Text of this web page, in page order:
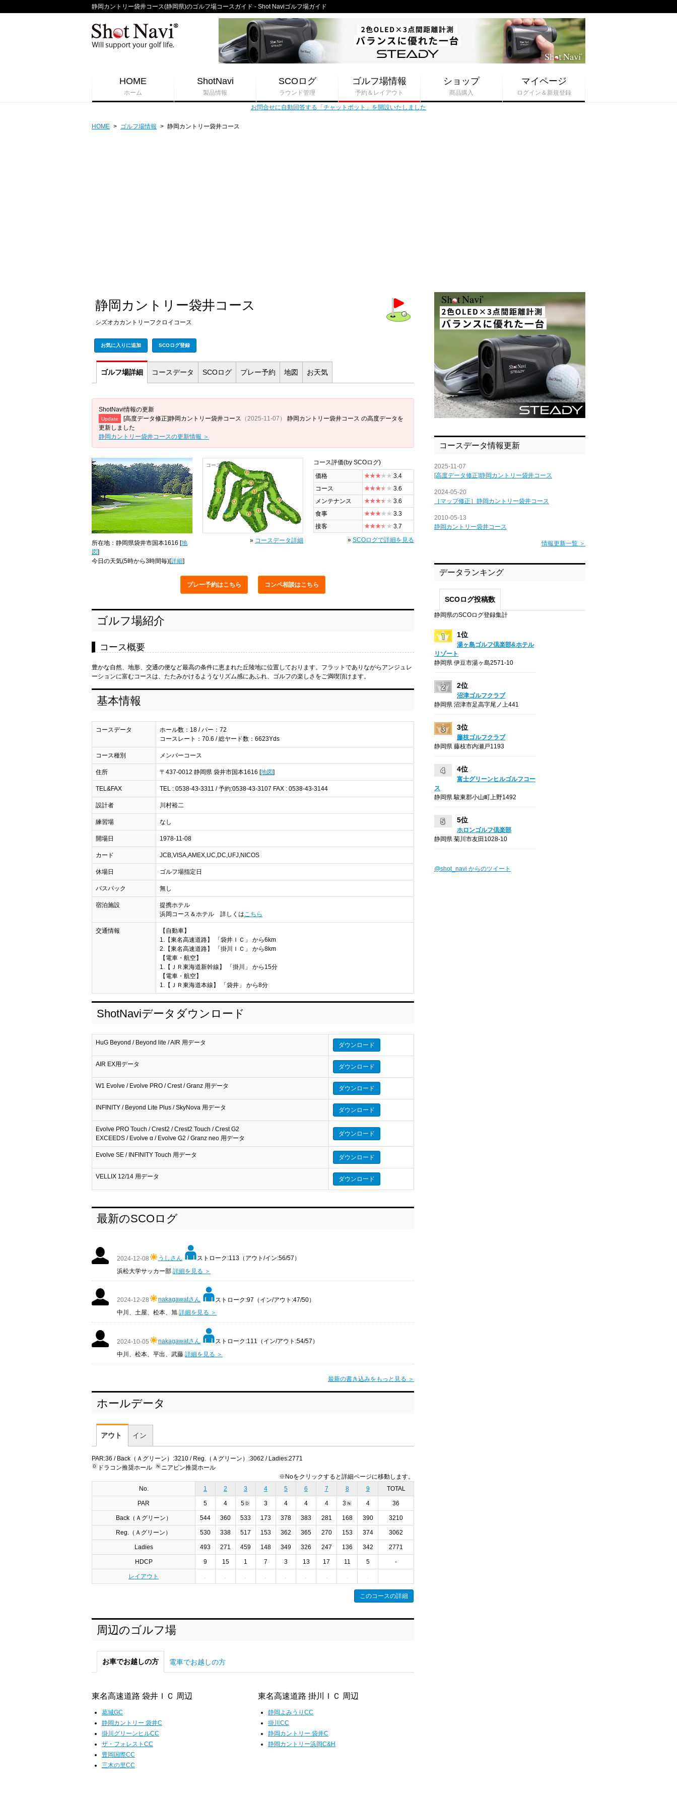
静岡カントリー袋井コース(静岡県)のゴルフ場コースガイド - Shot Naviゴルフ場ガイド
HOME
ホーム
ShotNavi
製品情報
SCOログ
ラウンド管理
ゴルフ場情報
予約＆レイアウト
ショップ
商品購入
マイページ
ログイン＆新規登録
お問合せに自動回答する「チャットボット」を開設いたしました
HOME > ゴルフ場情報 > 静岡カントリー袋井コース
静岡カントリー袋井コース
シズオカカントリーフクロイコース
お気に入りに追加 SCOログ登録
ゴルフ場詳細 コースデータ SCOログ プレー予約 地図 お天気
ShotNavi情報の更新
Update [高度データ修正]静岡カントリー袋井コース （2025-11-07）
静岡カントリー袋井コース の高度データを
更新しました
静岡カントリー袋井コースの更新情報 ＞
所在地：静岡県袋井市国本1616 [地
図]
今日の天気(5時から3時間毎)[詳細]
コース全景
» コースデータ詳細
コース評価(by SCOログ)
価格
3.4
コース
3.6
メンテナンス
3.6
食事
3.3
接客
3.7
» SCOログで詳細を見る
プレー予約はこちら コンペ相談はこちら
ゴルフ場紹介
コース概要
豊かな自然、地形、交通の便など最高の条件に恵まれた丘陵地に位置しております。フラットでありながらアンジュレ
ーションに富むコースは、たたみかけるようなリズム感にあふれ、ゴルフの楽しさをご満喫頂けます。
基本情報
コースデータ
ホール数：18 / パー：72
コースレート：70.6 / 総ヤード数：6623Yds
コース種別 メンバーコース
住所 〒437-0012 静岡県 袋井市国本1616 [地図]
TEL&FAX TEL : 0538-43-3311 / 予約:0538-43-3107 FAX : 0538-43-3144
設計者 川村裕二
練習場 なし
開場日 1978-11-08
カード JCB,VISA,AMEX,UC,DC,UFJ,NICOS
休場日 ゴルフ場指定日
バスパック 無し
宿泊施設
提携ホテル
浜岡コース＆ホテル 詳しくはこちら
交通情報
【自動車】
1.【東名高速道路】 「袋井ＩＣ」 から6km
2.【東名高速道路】 「掛川ＩＣ」 から8km
【電車・航空】
1.【ＪＲ東海道新幹線】 「掛川」 から15分
【電車・航空】
1.【ＪＲ東海道本線】 「袋井」 から8分
ShotNaviデータダウンロード
HuG Beyond / Beyond lite / AIR 用データ ダウンロード
AIR EX用データ ダウンロード
W1 Evolve / Evolve PRO / Crest / Granz 用データ ダウンロード
INFINITY / Beyond Lite Plus / SkyNova 用データ ダウンロード
Evolve PRO Touch / Crest2 / Crest2 Touch / Crest G2
EXCEEDS / Evolve α / Evolve G2 / Granz neo 用データ
ダウンロード
Evolve SE / INFINITY Touch 用データ ダウンロード
VELLIX 12/14 用データ ダウンロード
最新のSCOログ
2024-12-08 うしさん
ストローク:113（アウト/イン:56/57）
浜松大学サッカー部 詳細を見る ＞
2024-12-28 nakagawatさん
ストローク:97（イン/アウト:47/50）
中川、土屋、松本、旭 詳細を見る ＞
2024-10-05 nakagawatさん
ストローク:111（イン/アウト:54/57）
中川、松本、平出、武藤 詳細を見る ＞
最新の書き込みをもっと見る ＞
ホールデータ
アウト イン
PAR:36 / Back（Ａグリーン）:3210 / Reg.（Ａグリーン）:3062 / Ladies:2771
ドラコン推奨ホール
ニアピン推奨ホール
※Noをクリックすると詳細ページに移動します。
No.
1 2 3 4 5 6 7 8 9 TOTAL
PAR 5 4 5 3 4 4 4 3 4 36
Back（Ａグリーン） 544 360 533 173 378 383 281 168 390 3210
Reg.（Ａグリーン） 530 338 517 153 362 365 270 153 374 3062
Ladies 493 271 459 148 349 326 247 136 342 2771
HDCP 9 15 1 7 3 13 17 11 5 -
レイアウト
このコースの詳細
周辺のゴルフ場
お車でお越しの方 電車でお越しの方
東名高速道路 袋井ＩＣ 周辺
葛城GC
静岡カントリー 袋井C
掛川グリーンヒルCC
ザ・フォレストCC
豊岡国際CC
三木の里CC
東名高速道路 掛川ＩＣ 周辺
静岡よみうりCC
掛川CC
静岡カントリー 袋井C
静岡カントリー浜岡C&H
コースデータ情報更新
2025-11-07
[高度データ修正]静岡カントリー袋井コース
2024-05-20
［マップ修正］静岡カントリー袋井コース
2010-05-13
静岡カントリー袋井コース
情報更新一覧 ＞
データランキング
SCOログ投稿数
静岡県のSCOログ登録集計
1位
湯ヶ島ゴルフ倶楽部&ホテル
リゾート
静岡県 伊豆市湯ヶ島2571-10
2位
沼津ゴルフクラブ
静岡県 沼津市足高字尾ノ上441
3位
藤枝ゴルフクラブ
静岡県 藤枝市内瀬戸1193
4位
富士グリーンヒルゴルフコー
ス
静岡県 駿東郡小山町上野1492
5位
ホロンゴルフ倶楽部
静岡県 菊川市友田1028-10
@shot_navi からのツイート